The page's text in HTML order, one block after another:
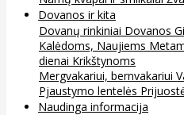
Dovanos ir kita
Dovanų rinkiniai Dovanos
Kalėdoms, Naujiems
dienai Krikštynoms
Mergvakariui, bernvakariui
Pjaustymo lentelės
Naudinga informacija